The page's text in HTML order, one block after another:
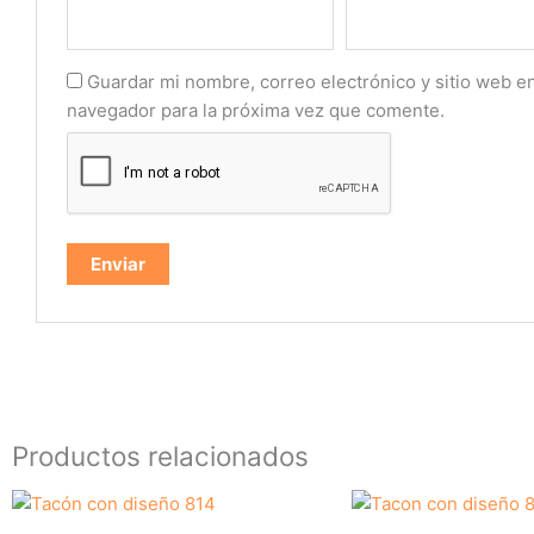
Guardar mi nombre, correo electrónico y sitio web
navegador para la próxima vez que comente.
Productos relacionados